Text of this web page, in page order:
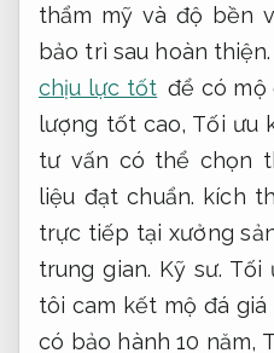
thẩm mỹ và độ bền
bảo trì sau hoàn thiện.
chịu lực tốt để có mộ
lượng tốt cao, Tối ưu
tư vấn có thể chọn
liệu đạt chuẩn. kích
trực tiếp tại xưởng
trung gian. Kỹ sư. Tối
tôi cam kết mộ đá
có bảo hành 10 năm,